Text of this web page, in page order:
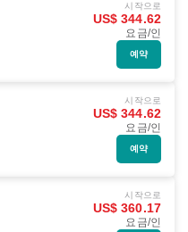
시작으로
US$ 344.62
요금/인
예약
시작으로
US$ 344.62
요금/인
예약
시작으로
US$ 360.17
요금/인